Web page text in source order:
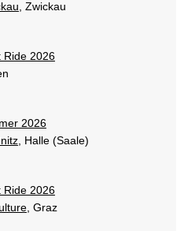
, Zwickau
Ride 2026
2026
, Halle (Saale)
Ride 2026
, Graz